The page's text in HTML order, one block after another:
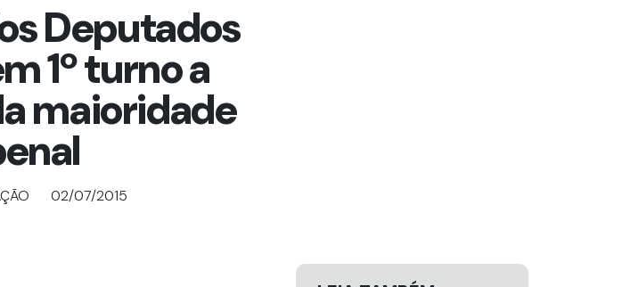
Deputados
1º turno a
maioridade
02/07/2015